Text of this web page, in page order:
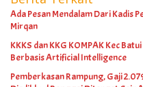
Ada Pesan Mendalam Dari Kadis
Mirqan
KKKS dan KKG KOMPAK Kec
Berbasis Artificial Intelligence
Pemberkasan Rampung, Gaji